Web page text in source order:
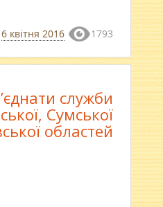
6 квітня 2016 1793
служби
Сумської
областей